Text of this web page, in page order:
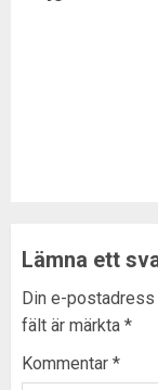
Lämna ett
Din e-
fält är märkta *
Kommentar *